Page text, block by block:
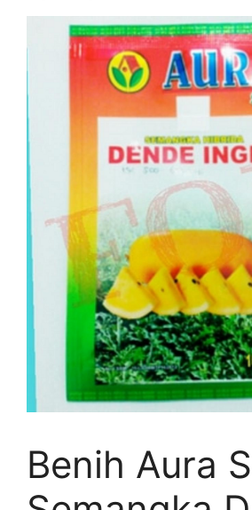
Benih Aura